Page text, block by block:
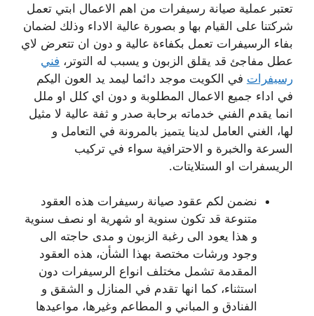
تعتبر عملية صيانة رسيفرات من اهم الاعمال ابتي تعمل
شركتنا على القيام بها و بصورة عالية الاداء وذلك لضمان
بفاء الرسيفرات تعمل بكفاءة عالية و دون ان تتعرض لاي
عطل مفاجئ قد يقلق الزبون و يسبب له التوتر، فني
رسيفرات في الكويت موجد دائما ليمد يد العون اليكم
في اداء جميع الاعمال المطلوبة و دون اي كلل او ملل
انما يقدم الفني خدماته برحابة صدر و ثفة عالية لا مثيل
لها، الغني العامل لدينا يتميز بالمرونة في التعامل و
السرعة والخبرة و الاحترافية سواء في تركيب
الريسفرات او الستلايتات.
نضمن لكم عقود صيانة رسيفرات هذه العقود
متنوعة قد تكون سنوية او شهرية او نصف سنوية
و هذا يعود الى رغبة الزبون و مدى حاجته الى
وجود ورشات مختصة بهذا الشأن، هذه العقود
المقدمة تشمل مختلف انواع الرسيفرات دون
استثناء، كما انها تقدم في المنازل و الشقق و
الفنادق و المباني و المطاعم وغيرها، مواعيدها